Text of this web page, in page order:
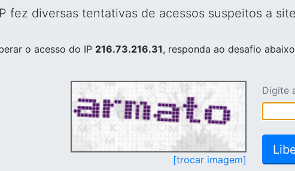
fez diversas tentativas de acessos suspeitos a
o acesso do IP 216.73.216.31, responda ao desafio
[trocar imagem]
Digite